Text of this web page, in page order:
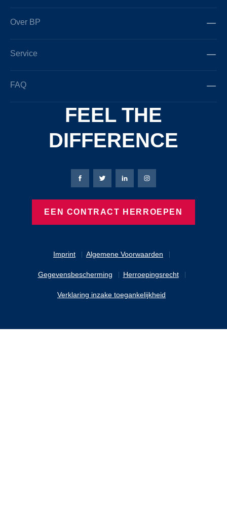
Over BP
Service
FAQ
FEEL THE
DIFFERENCE
Imprint Algemene Voorwaarden
Gegevensbescherming Herroepingsrecht
Verklaring inzake toegankelijkheid
Bierbaum-Proenen Facebook-pagina
Bierbaum-Proenen X-pagina
Bierbaum-Proenen
Bierbaum-Proenen
EEN CONTRACT HERROEPEN